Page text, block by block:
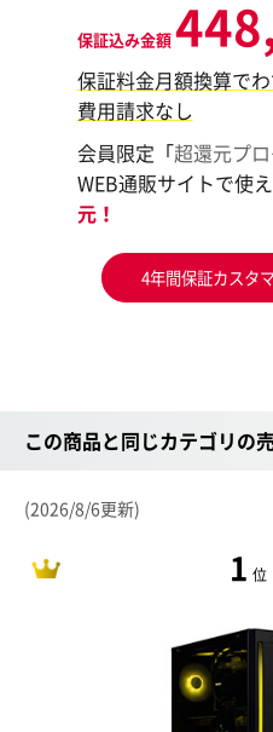
保証込み金額
保証料金月額換算で
費用請求なし
会員限定「超還元プ
WEB通販サイトで使
元！
4年間保証カスタ
この商品と同じカテゴリの
(2026/8/6更新)
1 位